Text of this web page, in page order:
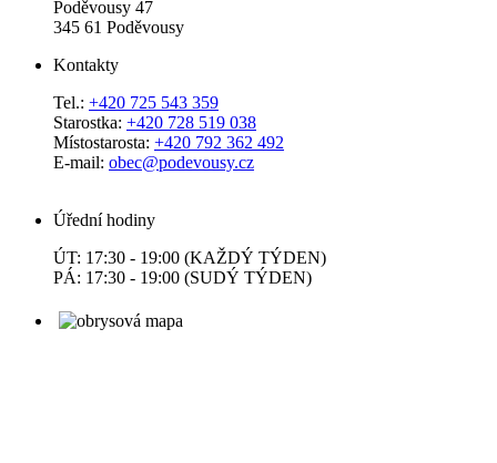
Poděvousy 47
345 61 Poděvousy
Kontakty
Tel.: +420 725 543 359
Starostka: +420 728 519 038
Místostarosta: +420 792 362 492
E-mail: obec@podevousy.cz
Úřední hodiny
ÚT: 17:30 - 19:00 (KAŽDÝ TÝDEN)
PÁ: 17:30 - 19:00 (SUDÝ TÝDEN)